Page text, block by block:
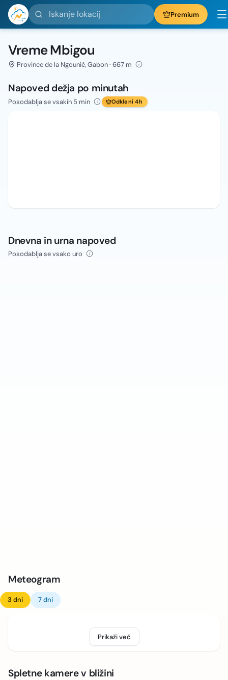
Iskanje lokacij Premium
Vreme Mbigou
Province de la Ngounié, Gabon · 667 m
Napoved dežja po minutah
Posodablja se vsakih 5 min Odkleni 4h
Dnevna in urna napoved
Posodablja se vsako uro
Meteogram
3 dni 7 dni
Prikaži več
Spletne kamere v bližini